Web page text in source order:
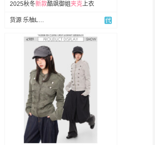
2025秋冬新款酷飒御姐夹克上衣
货源 乐柚Leyou